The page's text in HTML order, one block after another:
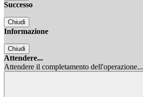
Successo
Chiudi
Informazione
Chiudi
Attendere...
Attendere il completamento dell'operazione...